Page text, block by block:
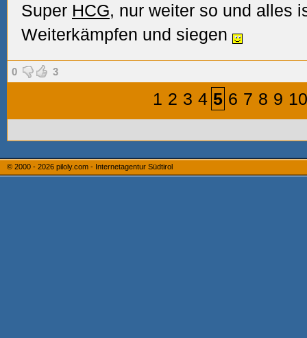
Super HCG, nur weiter so und alles
Weiterkämpfen und siegen
0 3
1 2 3 4 5 6 7 8 9 10
© 2000 - 2026 piloly.com - Internetagentur Südtirol